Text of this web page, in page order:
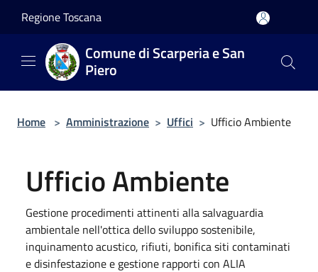
Regione Toscana
Comune di Scarperia e San
Piero
Home > Amministrazione > Uffici > Ufficio Ambiente
Ufficio Ambiente
Gestione procedimenti attinenti alla salvaguardia
ambientale nell'ottica dello sviluppo sostenibile,
inquinamento acustico, rifiuti, bonifica siti contaminati
e disinfestazione e gestione rapporti con ALIA